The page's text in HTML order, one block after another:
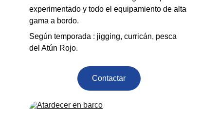
experimentado y todo el equipamiento de alta
gama a bordo.
Según temporada : jigging, curricán, pesca
del Atún Rojo.
Contactar